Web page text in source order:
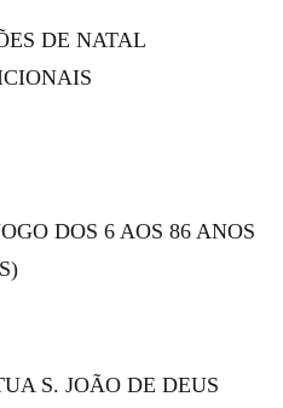
DE NATAL
DOS 6 AOS 86 ANOS
S. JOÃO DE DEUS